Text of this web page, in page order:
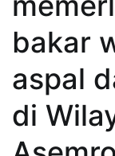
bakar
aspal
di